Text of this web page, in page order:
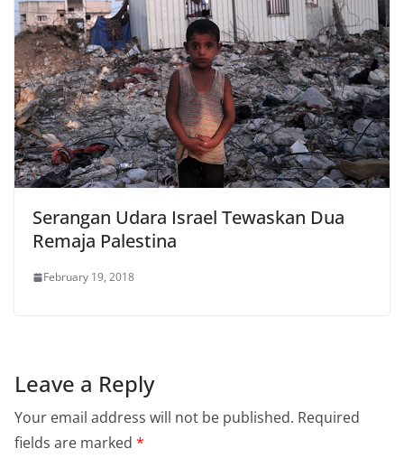
Serangan Udara Israel Tewaskan Dua
Remaja Palestina
February 19, 2018
Leave a Reply
Your email address will not be published. Required
fields are marked *